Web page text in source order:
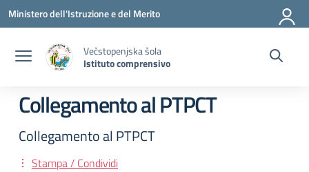
Vai ai contenuti
Vai al menu di navigazione
Vai al footer
Ministero dell'Istruzione e del Merito
Večstopenjska šola
Istituto comprensivo
Collegamento al PTPCT
Collegamento al PTPCT
Stampa / Condividi